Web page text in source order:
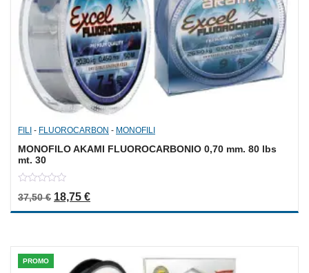
FILI - FLUOROCARBON - MONOFILI
MONOFILO AKAMI FLUOROCARBONIO 0,70 mm. 80 lbs
mt. 30
out
37,50€ Il prezzo originale era: 37,50 €.
18,75 €Il prezzo attuale è: 18,75 €.
PROMO